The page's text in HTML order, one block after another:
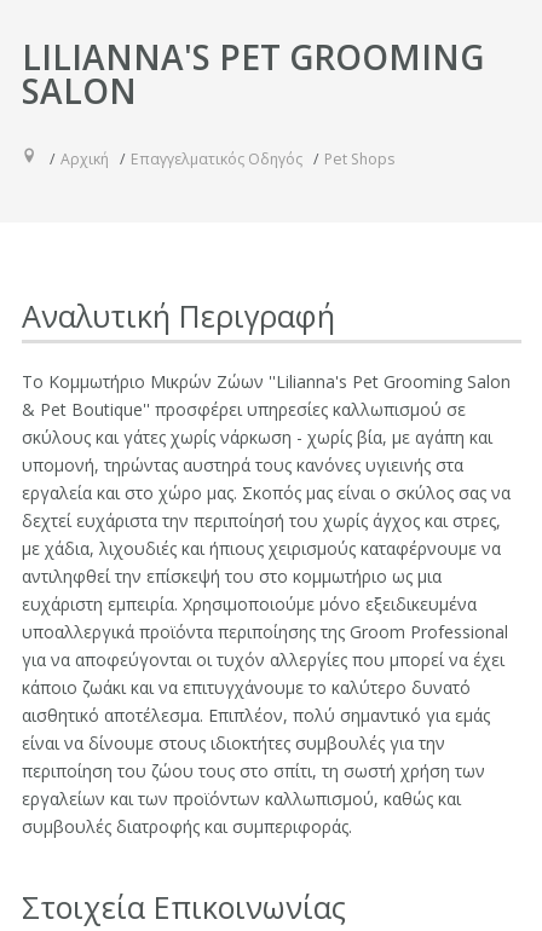
LILIANNA'S PET GROOMING
SALON
Αρχική Επαγγελματικός Οδηγός Pet Shops
Αναλυτική Περιγραφή
Το Κομμωτήριο Μικρών Ζώων ''Lilianna's Pet Grooming Salon
& Pet Boutique'' προσφέρει υπηρεσίες καλλωπισμού σε
σκύλους και γάτες χωρίς νάρκωση - χωρίς βία, με αγάπη και
υπομονή, τηρώντας αυστηρά τους κανόνες υγιεινής στα
εργαλεία και στο χώρο μας. Σκοπός μας είναι ο σκύλος σας να
δεχτεί ευχάριστα την περιποίησή του χωρίς άγχος και στρες,
με χάδια, λιχουδιές και ήπιους χειρισμούς καταφέρνουμε να
αντιληφθεί την επίσκεψή του στο κομμωτήριο ως μια
ευχάριστη εμπειρία. Χρησιμοποιούμε μόνο εξειδικευμένα
υποαλλεργικά προϊόντα περιποίησης της Groom Professional
για να αποφεύγονται οι τυχόν αλλεργίες που μπορεί να έχει
κάποιο ζωάκι και να επιτυγχάνουμε το καλύτερο δυνατό
αισθητικό αποτέλεσμα. Επιπλέον, πολύ σημαντικό για εμάς
είναι να δίνουμε στους ιδιοκτήτες συμβουλές για την
περιποίηση του ζώου τους στο σπίτι, τη σωστή χρήση των
εργαλείων και των προϊόντων καλλωπισμού, καθώς και
συμβουλές διατροφής και συμπεριφοράς.
Στοιχεία Επικοινωνίας